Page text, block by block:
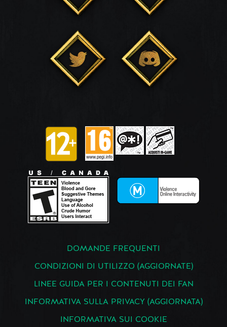
DOMANDE FREQUENTI
CONDIZIONI DI UTILIZZO (AGGIORNATE)
LINEE GUIDA PER I CONTENUTI DEI FAN
INFORMATIVA SULLA PRIVACY (AGGIORNATA)
INFORMATIVA SUI COOKIE